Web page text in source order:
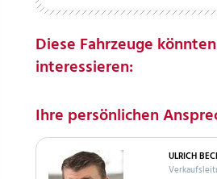
Diese Fahrzeuge
interessieren:
Ihre persönlichen
ULRICH